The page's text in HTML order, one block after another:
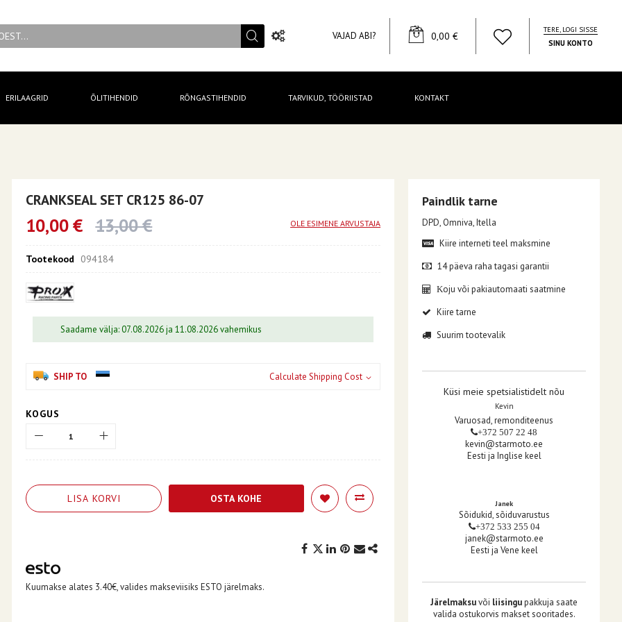
VAJAD ABI? YOUR CART
0,00 €
TERE, LOGI SISSE
SINU KONTO
ERILAAGRID ÕLITIHENDID RÕNGASTIHENDID TARVIKUD, TÖÖRIISTAD KONTAKT
CRANKSEAL SET CR125 86-07
10,00 € 13,00 € OLE ESIMENE ARVUSTAJA
Tootekood 094184
Saadame välja: 07.08.2026 ja 11.08.2026 vahemikus
SHIP TO Calculate Shipping Cost
KOGUS
LISA KORVI OSTA KOHE
Kuumakse alates 3.40€, valides makseviisiks ESTO järelmaks.
Paindlik tarne
DPD, Omniva, Itella
Kiire interneti teel maksmine
14 päeva raha tagasi garantii
Koju või pakiautomaati saatmine
Kiire tarne
Suurim tootevalik
Küsi meie spetsialistidelt nõu
Kevin
Varuosad, remonditeenus
+372 507 22 48
kevin@starmoto.ee
Eesti ja Inglise keel
Janek
Sõidukid, sõiduvarustus
+372 533 255 04
janek@starmoto.ee
Eesti ja Vene keel
Järelmaksuvõi liisingupakkuja saate
valida ostukorvis makset sooritades.